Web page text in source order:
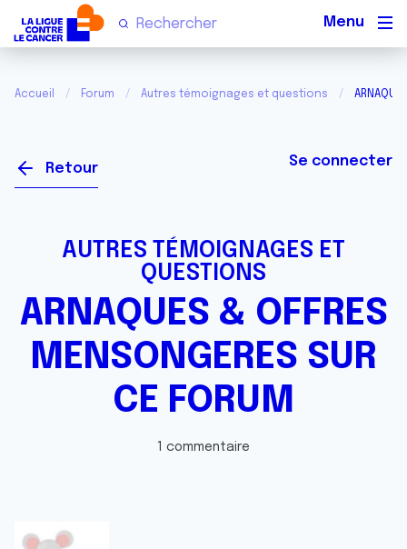
Accueil Forum Autres témoignages et questions
Retour Se connecter
AUTRES TÉMOIGNAGES ET
QUESTIONS
ARNAQUES & OFFRES
MENSONGERES SUR
CE FORUM
1 commentaire